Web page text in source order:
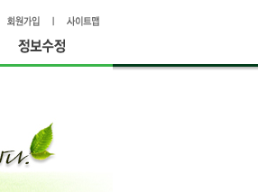
회원가입 사이트맵
정보수정